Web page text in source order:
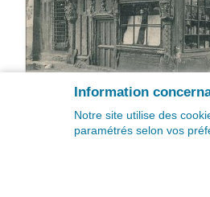
Information
Notre site utilise des
paramétrés selon vos